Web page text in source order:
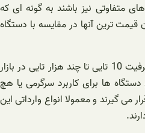
متفاوتی نیز باشند به گونه ای که
ترین آنها در مقایسه با دستگاه
انواع مختلف این دستگاه ها از ظرفیت 10 تایی تا چند هزار تایی در بازار
ها برای کاربرد سرگرمی یا هچ
می گیرند و معمولا انواع وارداتی این